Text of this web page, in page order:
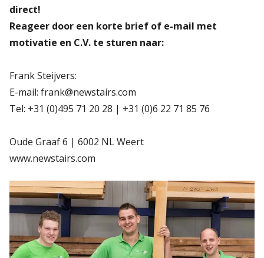
direct!
Reageer door een korte brief of e-mail met
motivatie en C.V. te sturen naar:
Frank Steijvers:
E-mail: frank@newstairs.com
Tel: +31 (0)495 71 20 28 | +31 (0)6 22 71 85 76
Oude Graaf 6 | 6002 NL Weert
www.newstairs.com